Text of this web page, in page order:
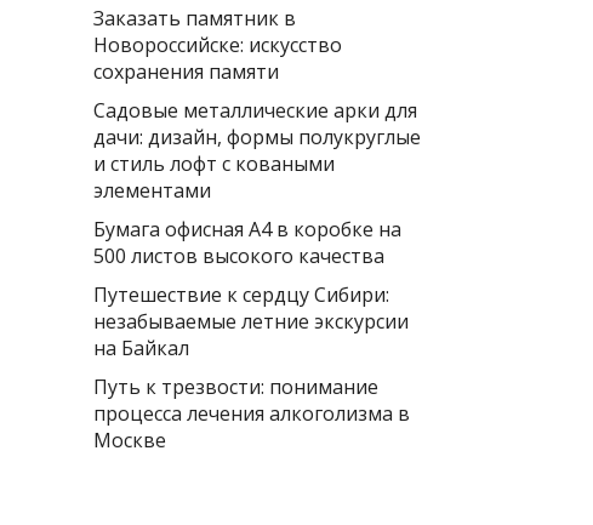
Заказать памятник в
Новороссийске: искусство
сохранения памяти
Садовые металлические арки для
дачи: дизайн, формы полукруглые
и стиль лофт с коваными
элементами
Бумага офисная А4 в коробке на
500 листов высокого качества
Путешествие к сердцу Сибири:
незабываемые летние экскурсии
на Байкал
Путь к трезвости: понимание
процесса лечения алкоголизма в
Москве